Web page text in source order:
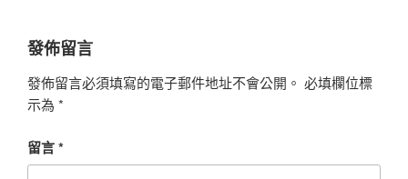
發佈留言
發佈留言必須填寫的電子郵件地址不會公開。 必填欄位標
示為 *
留言*